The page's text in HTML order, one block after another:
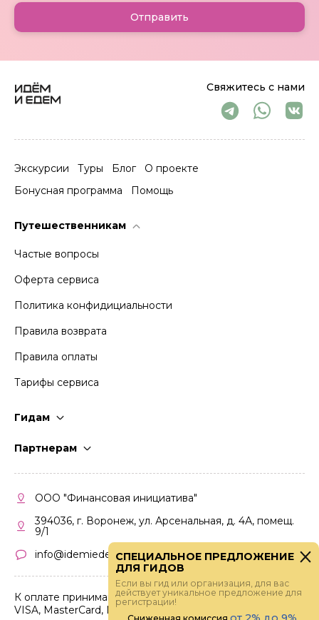
Свяжитесь с нами
Экскурсии Туры Блог
О проекте
Бонусная программа
Помощь
Путешественникам
Частые вопросы
Оферта сервиса
Политика конфидициальности
Правила возврата
Правила оплаты
Тарифы сервиса
Гидам
Партнерам
Кабинет партнера
Правила участия
ООО "Финансовая инициатива"
394036, г. Воронеж, ул. Арсенальная, д. 4А, помещ.
9/1
info@idemiedem.ru
К оплате принимаются карты
VISA, MasterCard, МИР
Отправить
СПЕЦИАЛЬНОЕ ПРЕДЛОЖЕНИЕ
ДЛЯ ГИДОВ
Если вы гид или организация, для вас
действует уникальное предложение для
регистрации!